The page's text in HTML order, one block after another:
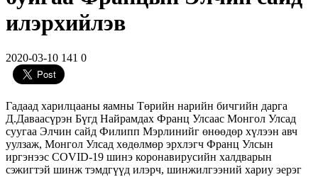
илэрхийлэв
2020-03-10 141 0
Гадаад харилцааны яамны Төрийн нарийн бичгийн дарга
Д.Даваасүрэн Бүгд Найрамдах Франц Улсаас Монгол Улсад
суугаа Элчин сайд Филипп Мэрлинийг өнөөдөр хүлээн авч
уулзаж, Монгол Улсад хөдөлмөр эрхлэгч Франц Улсын
иргэнээс COVID-19 шинэ коронавирусийн халдварын
сэжигтэй шинж тэмдгүүд илэрч, шинжилгээний хариу эерэг